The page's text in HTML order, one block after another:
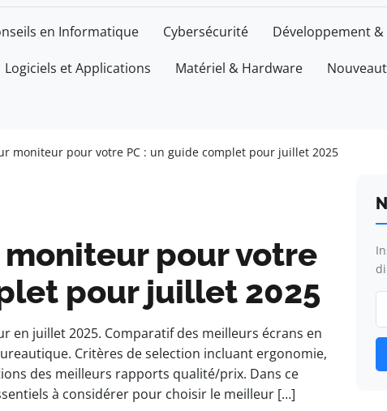
en Informatique Cybersécurité Développement
Logiciels et Applications Matériel & Hardware
moniteur pour votre PC : un guide complet pour juillet 2025
pour votre
pour juillet 2025
en juillet 2025. Comparatif des meilleurs écrans en
Critères de selection incluant ergonomie,
des meilleurs rapports qualité/prix. Dans ce
à considérer pour choisir le meilleur […]